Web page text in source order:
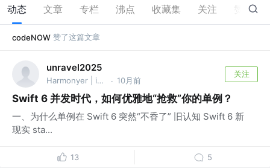
动态 文章 专栏 沸点 收藏集 关注 25
codeNOW 赞了这篇文章
unravel2025
Harmonyer | iOSer | HDE @想知道吗 · 10月前
关注
Swift 6 并发时代，如何优雅地“抢救”你的单例？
一、为什么单例在 Swift 6 突然“不香了” 旧认知 Swift 6 新
现实 sta...
13 5